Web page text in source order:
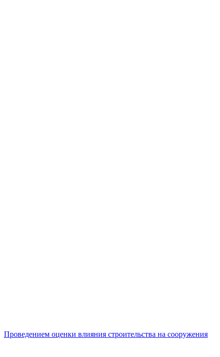
Проведением оценки влияния строительства на сооружения